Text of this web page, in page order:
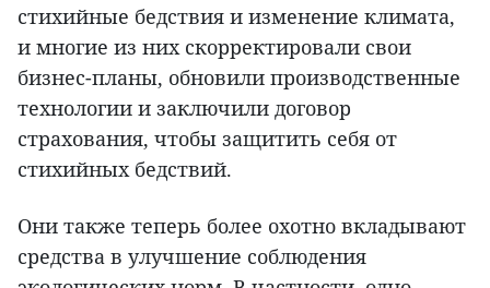
стихийные бедствия и изменение климата,
и многие из них скорректировали свои
бизнес-планы, обновили производственные
технологии и заключили договор
страхования, чтобы защитить себя от
стихийных бедствий.
Они также теперь более охотно вкладывают
средства в улучшение соблюдения